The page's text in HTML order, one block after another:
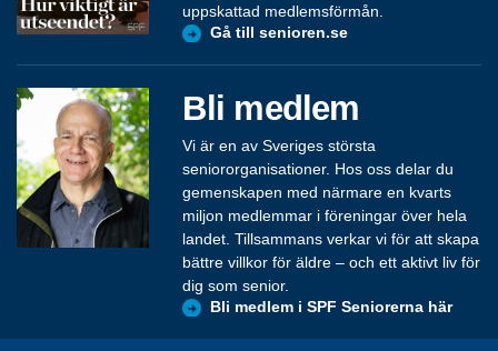
uppskattad medlemsförmån.
Gå till senioren.se
Bli medlem
Vi är en av Sveriges största
seniororganisationer. Hos oss delar du
gemenskapen med närmare en kvarts
miljon medlemmar i föreningar över hela
landet. Tillsammans verkar vi för att skapa
bättre villkor för äldre – och ett aktivt liv för
dig som senior.
Bli medlem i SPF Seniorerna här